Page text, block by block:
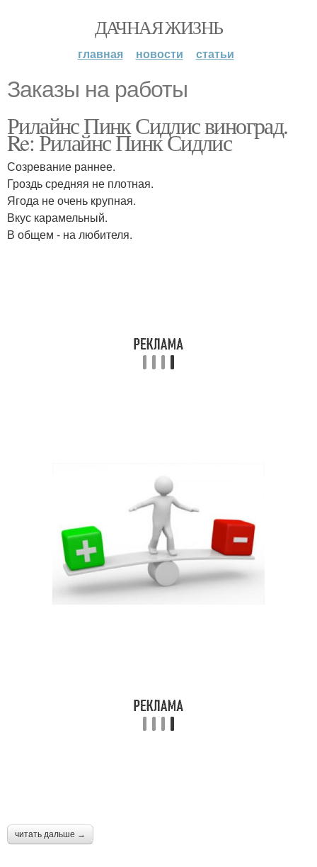
ДАЧНАЯ ЖИЗНЬ
главная новости статьи
Заказы на работы
Рилайнс Пинк Сидлис виноград.
Re: Рилайнс Пинк Сидлис
Созревание раннее.
Гроздь средняя не плотная.
Ягода не очень крупная.
Вкус карамельный.
В общем - на любителя.
читать дальше →